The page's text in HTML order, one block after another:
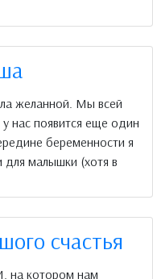
желанной. Мы всей
нас появится еще один
беременности я
для малышки (хотя в
счастья
на котором нам